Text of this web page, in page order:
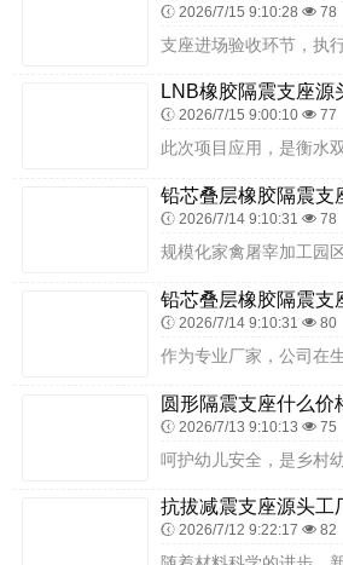
2026/7/15 9:10:28 78
2026/7/15 9:00:10 77
2026/7/14 9:10:31 78
2026/7/14 9:10:31 80
2026/7/13 9:10:13 75
2026/7/12 9:22:17 82